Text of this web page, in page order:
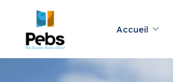
Accueil